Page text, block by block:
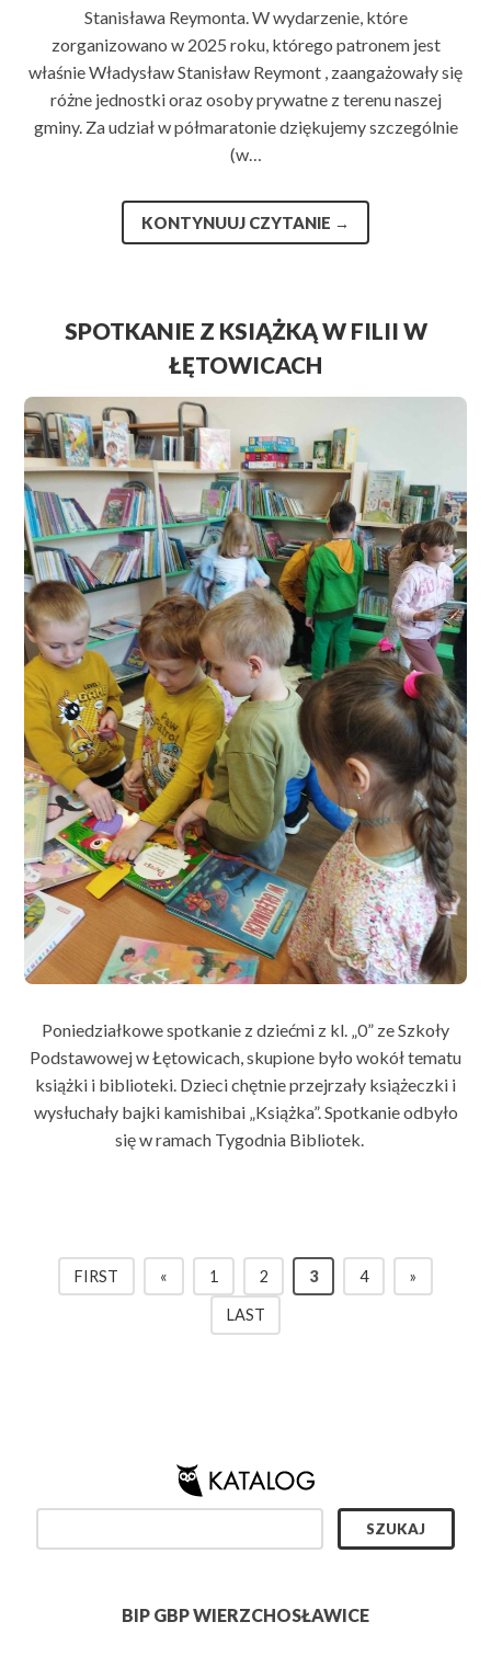
Stanisława Reymonta. W wydarzenie, które
zorganizowano w 2025 roku, którego patronem jest
właśnie Władysław Stanisław Reymont , zaangażowały się
różne jednostki oraz osoby prywatne z terenu naszej
gminy. Za udział w półmaratonie dziękujemy szczególnie
(w…
KONTYNUUJ CZYTANIE →
SPOTKANIE Z KSIĄŻKĄ W FILII W
ŁĘTOWICACH
Poniedziałkowe spotkanie z dziećmi z kl. „0” ze Szkoły
Podstawowej w Łętowicach, skupione było wokół tematu
książki i biblioteki. Dzieci chętnie przejrzały książeczki i
wysłuchały bajki kamishibai „Książka”. Spotkanie odbyło
się w ramach Tygodnia Bibliotek.
FIRST « 1 2 3 4 »
LAST
BIP GBP WIERZCHOSŁAWICE